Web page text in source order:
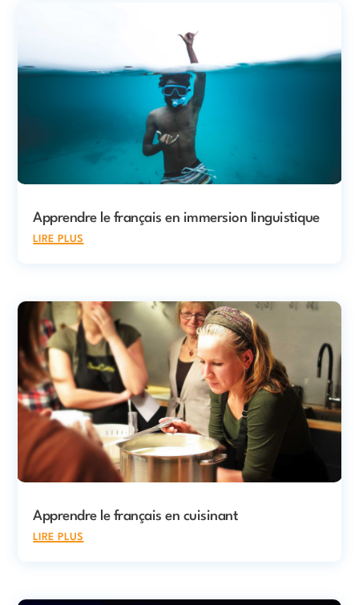
Apprendre le français en immersion linguistique
lire plus
Apprendre le français en cuisinant
lire plus